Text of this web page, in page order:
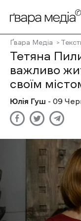
Ґвара Медіа
Тетяна
важливо
своїм
Юлія Гуш - 09